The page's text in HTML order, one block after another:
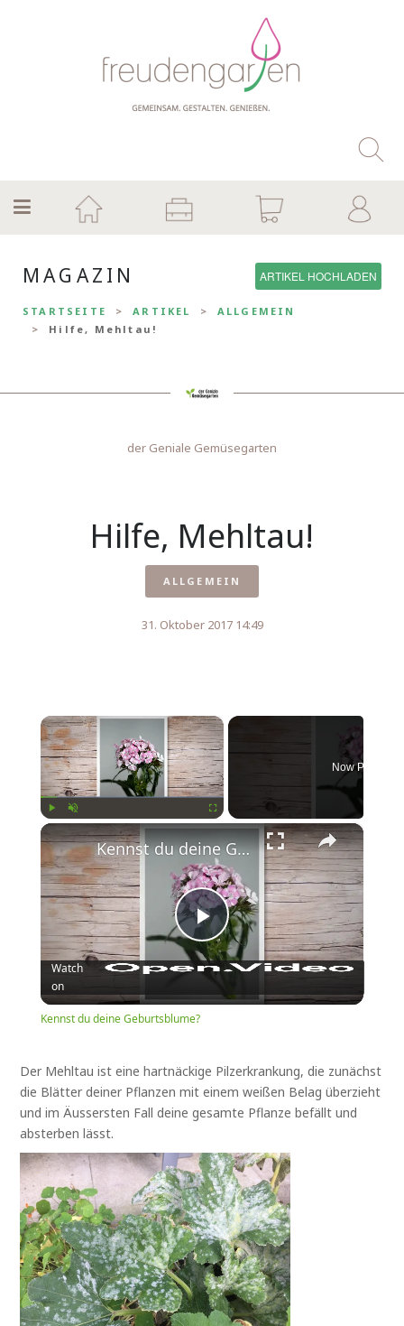
MAGAZIN ARTIKEL HOCHLADEN
STARTSEITE ARTIKEL
ALLGEMEIN
Hilfe, Mehltau!
der Geniale Gemüsegarten
Hilfe, Mehltau!
ALLGEMEIN
31. Oktober 2017 14:49
×
Fullscreen
Now Playing
×
Play
Video
Kennst du deine Geburtsblume?
Watch
on
Kennst du deine Geburtsblume?
Der Mehltau ist eine hartnäckige Pilzerkrankung, die zunächst
die Blätter deiner Pflanzen mit einem weißen Belag überzieht
und im Äussersten Fall deine gesamte Pflanze befällt und
absterben lässt.